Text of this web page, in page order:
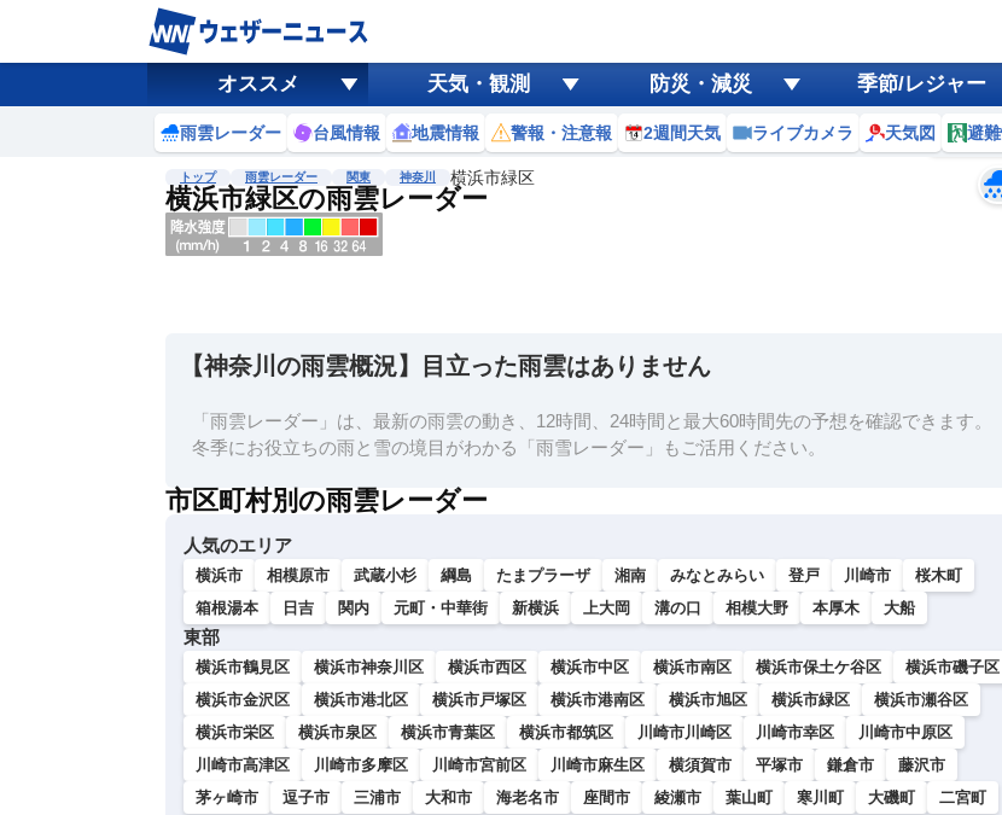
オススメ 天気・観測 防災・減災 季節/レジャー
雨雲レーダー 台風情報 地震情報 警報・注意報 2週間天気 ライブカメラ 天気図 避
トップ 雨雲レーダー 関東 神奈川 横浜市緑区
横浜市緑区の雨雲レーダー
予報士コ
黄砂
天気
【神奈川の雨雲概況】目立った雨雲はありません
「雨雲レーダー」は、最新の雨雲の動き、12時間、24時間と最大60時間先の予想を確認できます。
冬季にお役立ちの雨と雪の境目がわかる「雨雪レーダー」もご活用ください。
市区町村別の雨雲レーダー
人気のエリア
横浜市 相模原市 武蔵小杉 綱島 たまプラーザ 湘南 みなとみらい 登戸 川崎市
桜木町
箱根湯本
日吉 関内 元町・中華街 新横浜 上大岡 溝の口 相模大野 本厚木 大船
東部
横浜市鶴見区 横浜市神奈川区 横浜市西区 横浜市中区 横浜市南区 横浜市保土ケ谷区
横浜市磯子区
横浜市金沢区
横浜市港北区 横浜市戸塚区 横浜市港南区 横浜市旭区 横浜市緑区
横浜市瀬谷区
横浜市栄区
横浜市泉区 横浜市青葉区 横浜市都筑区 川崎市川崎区 川崎市幸区
川崎市中原区
川崎市高津区
川崎市多摩区 川崎市宮前区 川崎市麻生区 横須賀市 平塚市 鎌倉市
藤沢市
茅ヶ崎市
逗子市 三浦市 大和市 海老名市 座間市 綾瀬市 葉山町 寒川町 大磯町 二宮町